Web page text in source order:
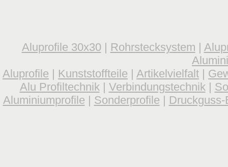
Aluprofile 30x30 | Rohrstecksystem |
Aluprofile | Kunststoffteile | Artikelvielfalt |
Alu Profiltechnik| Verbindungstechnik|
Aluminiumprofile | Sonderprofile |